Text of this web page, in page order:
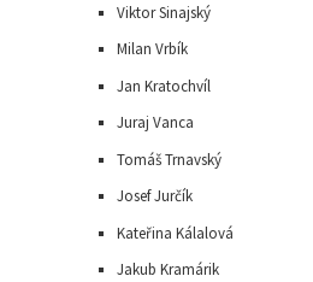
Viktor Sinajský
Milan Vrbík
Jan Kratochvíl
Juraj Vanca
Tomáš Trnavský
Josef Jurčík
Kateřina Kálalová
Jakub Kramárik